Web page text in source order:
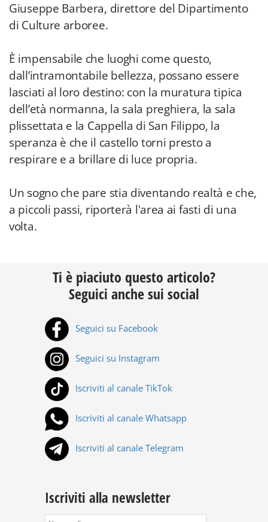
Giuseppe Barbera, direttore del Dipartimento
di Culture arboree.
È impensabile che luoghi come questo,
dall’intramontabile bellezza, possano essere
lasciati al loro destino: con la muratura tipica
dell’età normanna, la sala preghiera, la sala
plissettata e la Cappella di San Filippo, la
speranza è che il castello torni presto a
respirare e a brillare di luce propria.
Un sogno che pare stia diventando realtà e che,
a piccoli passi, riporterà l'area ai fasti di una
volta.
Ti è piaciuto questo articolo?
Seguici anche sui social
Seguici su Facebook
Seguici su Instagram
Iscriviti al canale TikTok
Iscriviti al canale Whatsapp
Iscriviti al canale Telegram
Iscriviti alla newsletter